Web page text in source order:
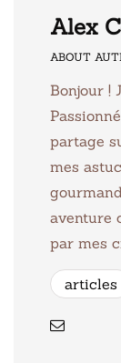
Alex
ABOUT
Bonjour !
partage
mes
aventure
par mes
articles